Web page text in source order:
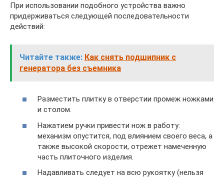
При использовании подобного устройства важно
придерживаться следующей последовательности
действий:
Читайте также: Как снять подшипник с
генератора без съемника
Разместить плитку в отверстии промеж ножками
и столом.
Нажатием ручки привести нож в работу:
механизм опустится, под влиянием своего веса, а
также высокой скорости, отрежет намеченную
часть плиточного изделия.
Надавливать следует на всю рукоятку (нельзя